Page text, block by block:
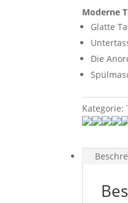
Moderne
Glatte
Die
Kategorie: